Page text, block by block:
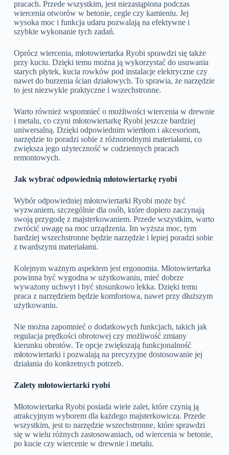
pracach. Przede wszystkim, jest niezastąpiona podczas
wiercenia otworów w betonie, cegle czy kamieniu. Jej
wysoka moc i funkcja udaru pozwalają na efektywne i
szybkie wykonanie tych zadań.
Oprócz wiercenia, młotowiertarka Ryobi sprawdzi się także
przy kuciu. Dzięki temu można ją wykorzystać do usuwania
starych płytek, kucia rowków pod instalacje elektryczne czy
nawet do burzenia ścian działowych. To sprawia, że narzędzie
to jest niezwykle praktyczne i wszechstronne.
Warto również wspomnieć o możliwości wiercenia w drewnie
i metalu, co czyni młotowiertarkę Ryobi jeszcze bardziej
uniwersalną. Dzięki odpowiednim wiertłom i akcesoriom,
narzędzie to poradzi sobie z różnorodnymi materiałami, co
zwiększa jego użyteczność w codziennych pracach
remontowych.
Jak wybrać odpowiednią młotowiertarkę ryobi
Wybór odpowiedniej młotowiertarki Ryobi może być
wyzwaniem, szczególnie dla osób, które dopiero zaczynają
swoją przygodę z majsterkowaniem. Przede wszystkim, warto
zwrócić uwagę na moc urządzenia. Im wyższa moc, tym
bardziej wszechstronne będzie narzędzie i lepiej poradzi sobie
z twardszymi materiałami.
Kolejnym ważnym aspektem jest ergonomia. Młotowiertarka
powinna być wygodna w użytkowaniu, mieć dobrze
wyważony uchwyt i być stosunkowo lekka. Dzięki temu
praca z narzędziem będzie komfortowa, nawet przy dłuższym
użytkowaniu.
Nie można zapomnieć o dodatkowych funkcjach, takich jak
regulacja prędkości obrotowej czy możliwość zmiany
kierunku obrotów. Te opcje zwiększają funkcjonalność
młotowiertarki i pozwalają na precyzyjne dostosowanie jej
działania do konkretnych potrzeb.
Zalety młotowiertarki ryobi
Młotowiertarka Ryobi posiada wiele zalet, które czynią ją
atrakcyjnym wyborem dla każdego majsterkowicza. Przede
wszystkim, jest to narzędzie wszechstronne, które sprawdzi
się w wielu różnych zastosowaniach, od wiercenia w betonie,
po kucie czy wiercenie w drewnie i metalu.